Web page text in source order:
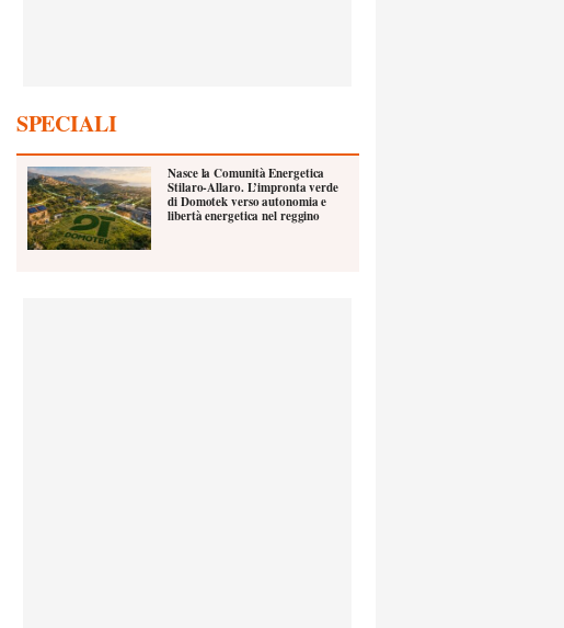
SPECIALI
Nasce la Comunità Energetica
Stilaro-Allaro. L’impronta verde
di Domotek verso autonomia e
libertà energetica nel reggino